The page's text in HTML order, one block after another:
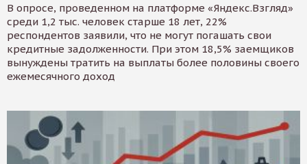
В опросе, проведенном на платформе «Яндекс.Взгляд»
среди 1,2 тыс. человек старше 18 лет, 22%
респондентов заявили, что не могут погашать свои
кредитные задолженности. При этом 18,5% заемщиков
вынуждены тратить на выплаты более половины своего
ежемесячного доход